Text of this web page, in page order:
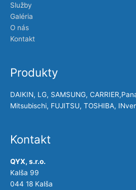
Služby
Galéria
O nás
Kontakt
Produkty
DAIKIN, LG, SAMSUNG,
Mitsubischi, FUJITSU, TOSHIBA,
Kontakt
QYX, s.r.o.
Kalša 99
044 18 Kalša